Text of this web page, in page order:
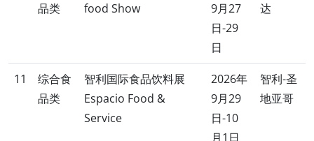
品类
food Show
9月27
日-29
日
达
11
综合食
品类
智利国际食品饮料展
Espacio Food &
Service
2026年
9月29
日-10
月1日
智利-圣
地亚哥